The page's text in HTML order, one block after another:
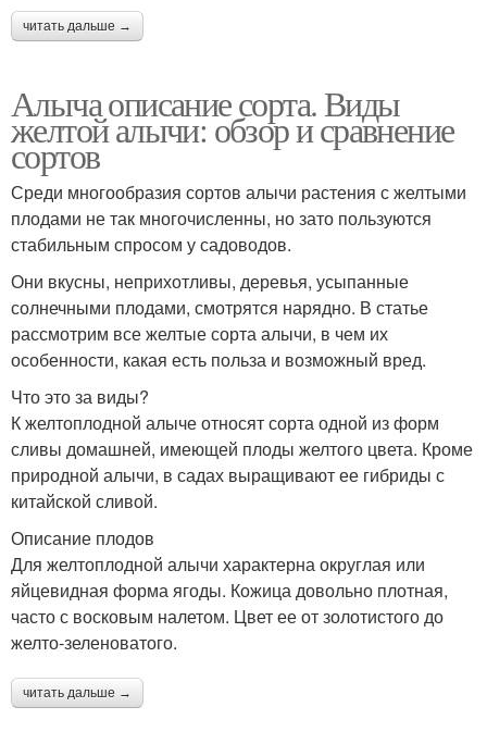
читать дальше →
Алыча описание сорта. Виды
желтой алычи: обзор и сравнение
сортов
Среди многообразия сортов алычи растения с желтыми
плодами не так многочисленны, но зато пользуются
стабильным спросом у садоводов.
Они вкусны, неприхотливы, деревья, усыпанные
солнечными плодами, смотрятся нарядно. В статье
рассмотрим все желтые сорта алычи, в чем их
особенности, какая есть польза и возможный вред.
Что это за виды?
К желтоплодной алыче относят сорта одной из форм
сливы домашней, имеющей плоды желтого цвета. Кроме
природной алычи, в садах выращивают ее гибриды с
китайской сливой.
Описание плодов
Для желтоплодной алычи характерна округлая или
яйцевидная форма ягоды. Кожица довольно плотная,
часто с восковым налетом. Цвет ее от золотистого до
желто-зеленоватого.
читать дальше →